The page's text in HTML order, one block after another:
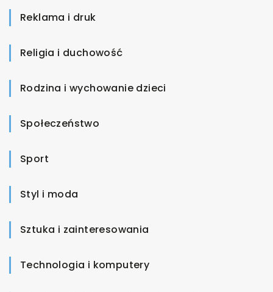
Reklama i druk
Religia i duchowość
Rodzina i wychowanie dzieci
Społeczeństwo
Sport
Styl i moda
Sztuka i zainteresowania
Technologia i komputery